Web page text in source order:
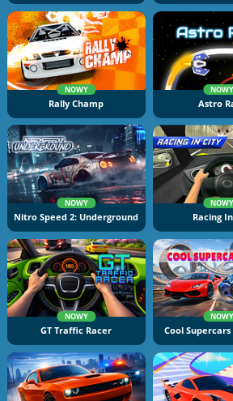
NOWY
Rally Champ
NOWY
Astro
NOWY
Nitro Speed 2: Underground
NOWY
Racing
NOWY
GT Traffic Racer
NOWY
Cool Supercars